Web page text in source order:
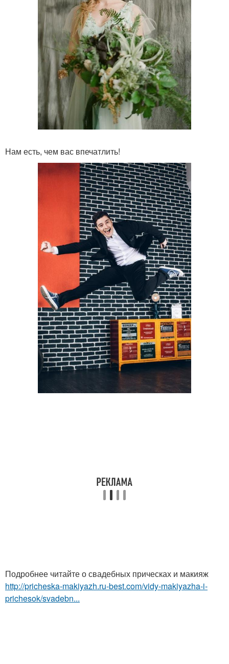
Нам есть, чем вас впечатлить!
Подробнее читайте о свадебных прическах и макияж
http://pricheska-makiyazh.ru-best.com/vidy-makiyazha-i-
prichesok/svadebn...